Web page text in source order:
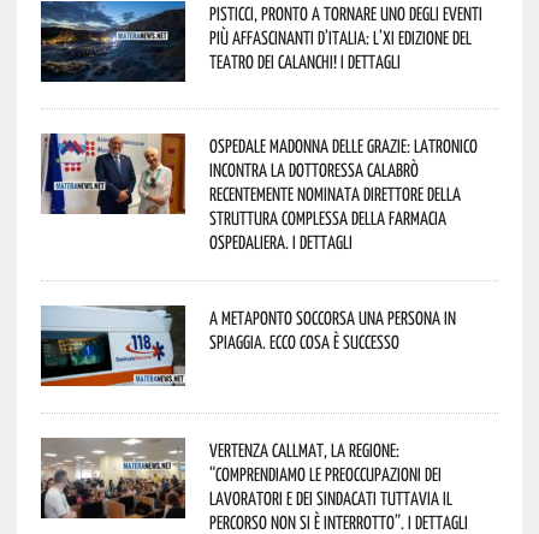
Pisticci, pronto a tornare uno degli eventi
più affascinanti d’Italia: l’XI edizione del
Teatro dei Calanchi! I dettagli
Ospedale Madonna delle Grazie: Latronico
incontra la dottoressa Calabrò
recentemente nominata Direttore della
Struttura Complessa della Farmacia
Ospedaliera. I dettagli
A Metaponto soccorsa una persona in
spiaggia. Ecco cosa è successo
Vertenza CallMat, la Regione:
“comprendiamo le preoccupazioni dei
lavoratori e dei sindacati tuttavia il
percorso non si è interrotto”. I dettagli